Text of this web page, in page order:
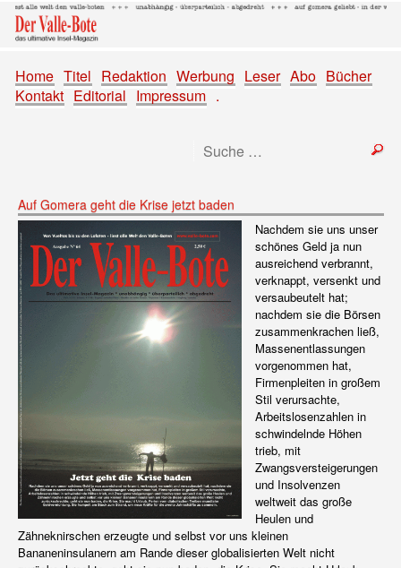
Home Titel Redaktion Werbung Leser Abo Bücher
Kontakt Editorial Impressum .
Auf Gomera geht die Krise jetzt baden
Nachdem sie uns unser
schönes Geld ja nun
ausreichend verbrannt,
verknappt, versenkt und
versaubeutelt hat;
nachdem sie die Börsen
zusammenkrachen ließ,
Massenentlassungen
vorgenommen hat,
Firmenpleiten in großem
Stil verursachte,
Arbeitslosenzahlen in
schwindelnde Höhen
trieb, mit
Zwangsversteigerungen
und Insolvenzen
weltweit das große
Heulen und
Zähneknirschen erzeugte und selbst vor uns kleinen
Bananeninsulanern am Rande dieser globalisierten Welt nicht